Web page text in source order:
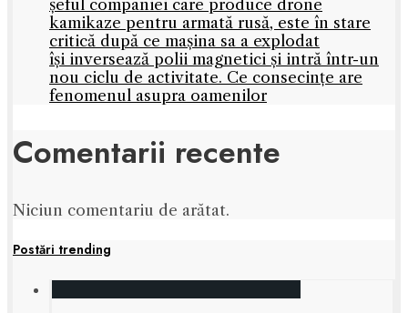
șeful companiei care produce drone
kamikaze pentru armată rusă, este în stare
critică după ce mașina sa a explodat
își inversează polii magnetici și intră într-un
nou ciclu de activitate. Ce consecințe are
fenomenul asupra oamenilor
Comentarii recente
Niciun comentariu de arătat.
Postări trending